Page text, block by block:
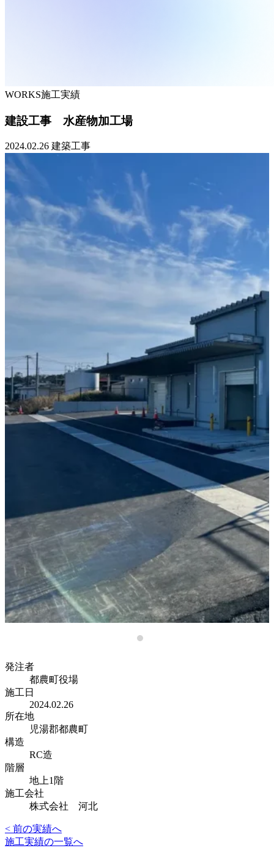
WORKS施工実績
建設工事 水産物加工場
2024.02.26 建築工事
発注者
都農町役場
施工日
2024.02.26
所在地
児湯郡都農町
構造
RC造
階層
地上1階
施工会社
株式会社 河北
< 前の実績へ
施工実績の一覧へ